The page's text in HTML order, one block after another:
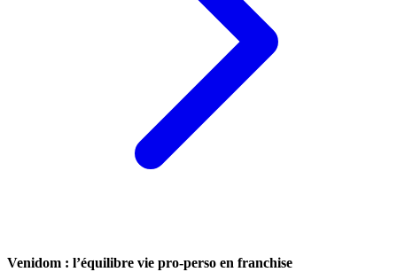
Venidom : l’équilibre vie pro-perso en franchise